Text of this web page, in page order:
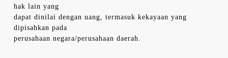
hak lain yang
dapat dinilai dengan uang, termasuk kekayaan yang
dipisahkan pada
perusahaan negara/perusahaan daerah.